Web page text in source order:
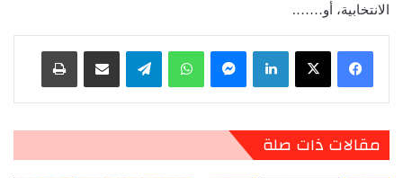
الانتخابية، أو…….
لينكدإن ماسنجر واتساب تيلقرام مشاركة عبر البريد طباعة
مقالات ذات صلة